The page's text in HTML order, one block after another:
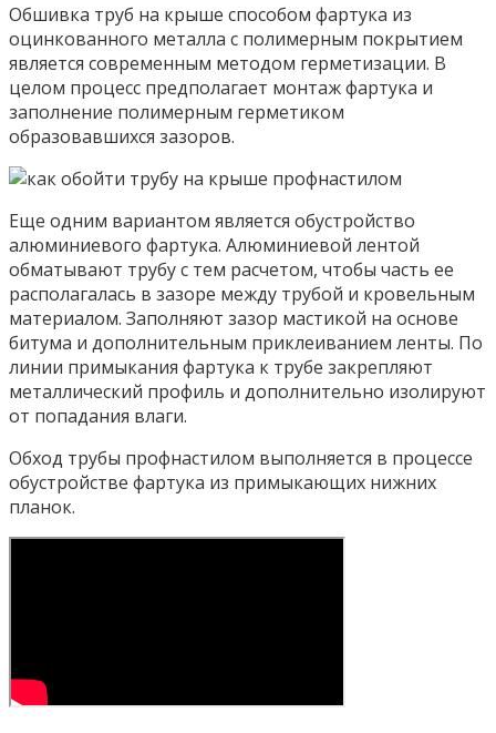
Обшивка труб на крыше способом фартука из
оцинкованного металла с полимерным покрытием
является современным методом герметизации. В
целом процесс предполагает монтаж фартука и
заполнение полимерным герметиком
образовавшихся зазоров.
Еще одним вариантом является обустройство
алюминиевого фартука. Алюминиевой лентой
обматывают трубу с тем расчетом, чтобы часть ее
располагалась в зазоре между трубой и кровельным
материалом. Заполняют зазор мастикой на основе
битума и дополнительным приклеиванием ленты. По
линии примыкания фартука к трубе закрепляют
металлический профиль и дополнительно изолируют
от попадания влаги.
Обход трубы профнастилом выполняется в процессе
обустройстве фартука из примыкающих нижних
планок.